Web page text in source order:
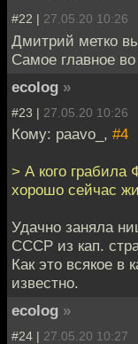
#22 | 27.05.20 10:26
Дмитрий метко
Самое главное
ecolog »
#23 | 27.05.20 10:26
Кому: paavo_, #4
> А кого грабила
хорошо сейчас
Удачно заняла
СССР из кап.
Как это всякое в
известно.
ecolog »
#24 | 27.05.20 10:27